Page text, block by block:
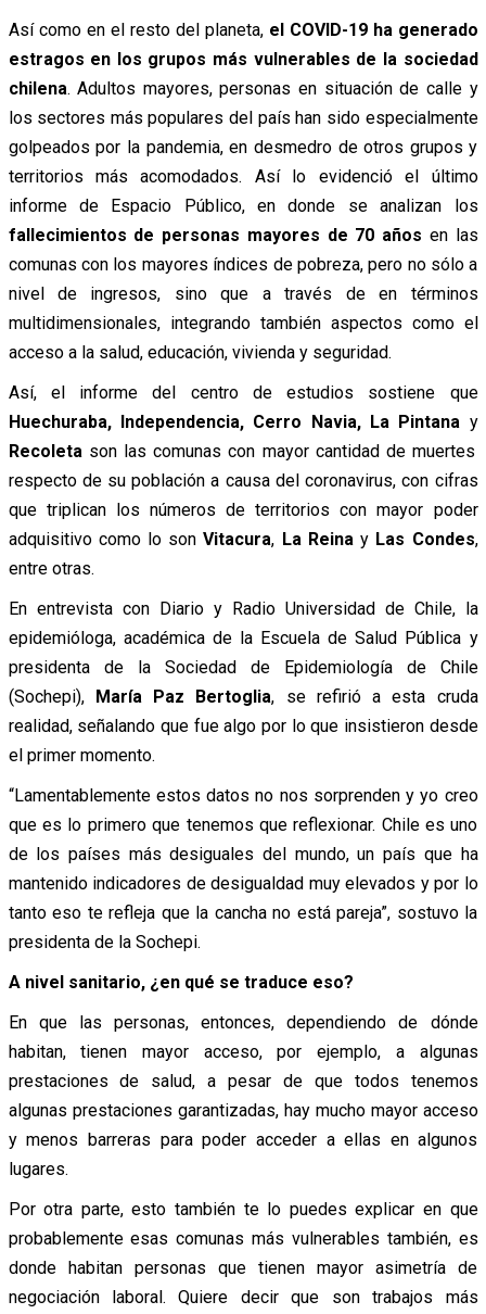
Así como en el resto del planeta, el COVID-19 ha generado
estragos en los grupos más vulnerables de la sociedad
chilena. Adultos mayores, personas en situación de calle y
los sectores más populares del país han sido especialmente
golpeados por la pandemia, en desmedro de otros grupos y
territorios más acomodados. Así lo evidenció el último
informe de Espacio Público, en donde se analizan los
fallecimientos de personas mayores de 70 años en las
comunas con los mayores índices de pobreza, pero no sólo a
nivel de ingresos, sino que a través de en términos
multidimensionales, integrando también aspectos como el
acceso a la salud, educación, vivienda y seguridad.
Así, el informe del centro de estudios sostiene que
Huechuraba, Independencia, Cerro Navia, La Pintana y
Recoleta son las comunas con mayor cantidad de muertes
respecto de su población a causa del coronavirus, con cifras
que triplican los números de territorios con mayor poder
adquisitivo como lo sonVitacura, La Reina y Las Condes,
entre otras.
En entrevista con Diario y Radio Universidad de Chile, la
epidemióloga, académica de la Escuela de Salud Pública y
presidenta de la Sociedad de Epidemiología de Chile
(Sochepi), María Paz Bertoglia, se refirió a esta cruda
realidad, señalando que fue algo por lo que insistieron desde
el primer momento.
“Lamentablemente estos datos no nos sorprenden y yo creo
que es lo primero que tenemos que reflexionar. Chile es uno
de los países más desiguales del mundo, un país que ha
mantenido indicadores de desigualdad muy elevados y por lo
tanto eso te refleja que la cancha no está pareja”, sostuvo la
presidenta de la Sochepi.
A nivel sanitario, ¿en qué se traduce eso?
En que las personas, entonces, dependiendo de dónde
habitan, tienen mayor acceso, por ejemplo, a algunas
prestaciones de salud, a pesar de que todos tenemos
algunas prestaciones garantizadas, hay mucho mayor acceso
y menos barreras para poder acceder a ellas en algunos
lugares.
Por otra parte, esto también te lo puedes explicar en que
probablemente esas comunas más vulnerables también, es
donde habitan personas que tienen mayor asimetría de
negociación laboral. Quiere decir que son trabajos más